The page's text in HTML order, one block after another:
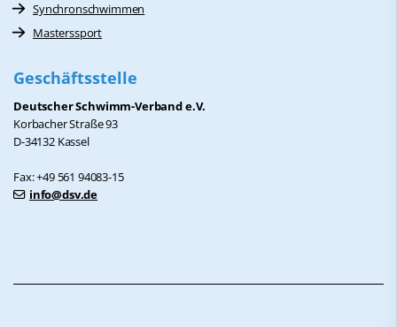
Synchronschwimmen
Masterssport
Geschäftsstelle
Deutscher Schwimm-Verband e.V.
Korbacher Straße 93
D-34132 Kassel
Fax: +49 561 94083-15
info@dsv.de